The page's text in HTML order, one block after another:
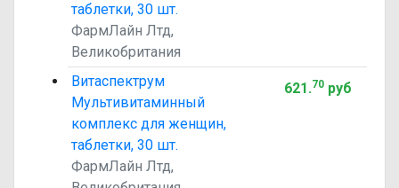
таблетки, 30 шт.
ФармЛайн Лтд,
Великобритания
Витаспектрум
Мультивитаминный
комплекс для женщин,
таблетки, 30 шт.
ФармЛайн Лтд,
621.70руб